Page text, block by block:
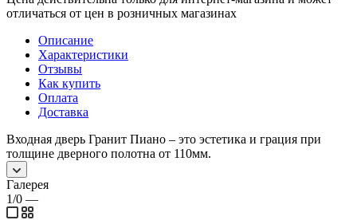
отличаться от цен в розничных магазинах
Описание
Характеристики
Отзывы
Как купить
Оплата
Доставка
Входная дверь Гранит Пиано – это эстетика и грация при
толщине дверного полотна от 110мм.
Галерея
1/0 —